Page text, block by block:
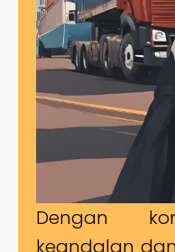
Dengan
keandalan